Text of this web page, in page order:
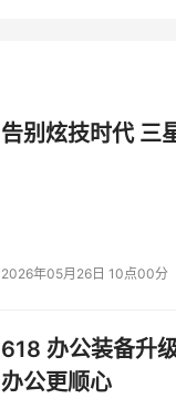
告别炫技时代 三
2026年05月26日 10点00分
618 办公装备升
办公更顺心